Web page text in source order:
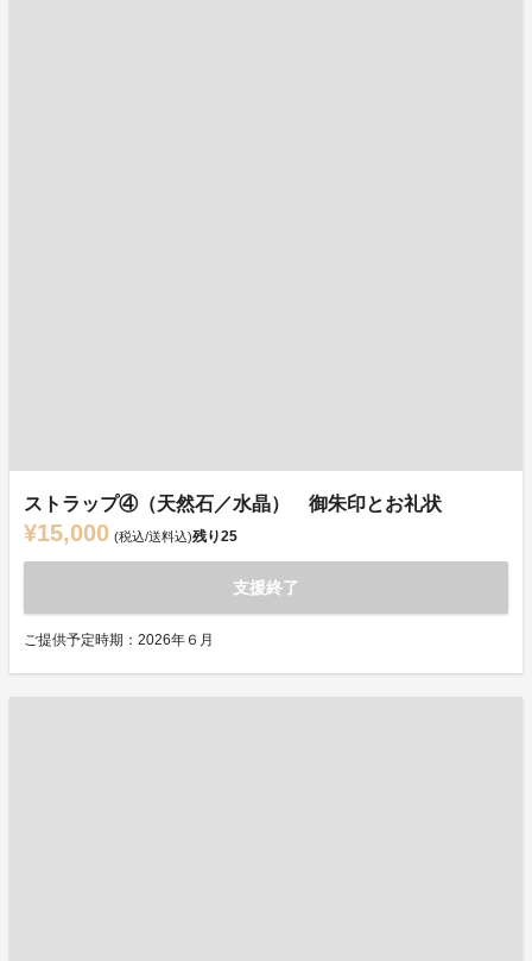
ストラップ④（天然石／水晶） 御朱印とお礼状
¥15,000 (税込/送料込)残り25
支援終了
ご提供予定時期：2026年６月